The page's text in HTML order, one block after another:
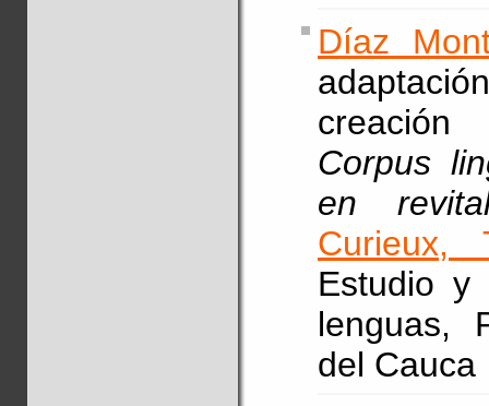
Díaz
Corpus
en
Curieux,
Estudio y
lenguas,
del Cauca